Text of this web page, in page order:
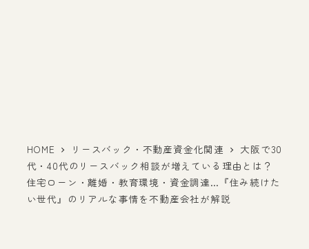
HOME リースバック・不動産資金化関連
大阪で30
代・40代のリースバック相談が増えている理由とは？
住宅ローン・離婚・教育環境・資金調達…『住み続けた
い世代』のリアルな事情を不動産会社が解説